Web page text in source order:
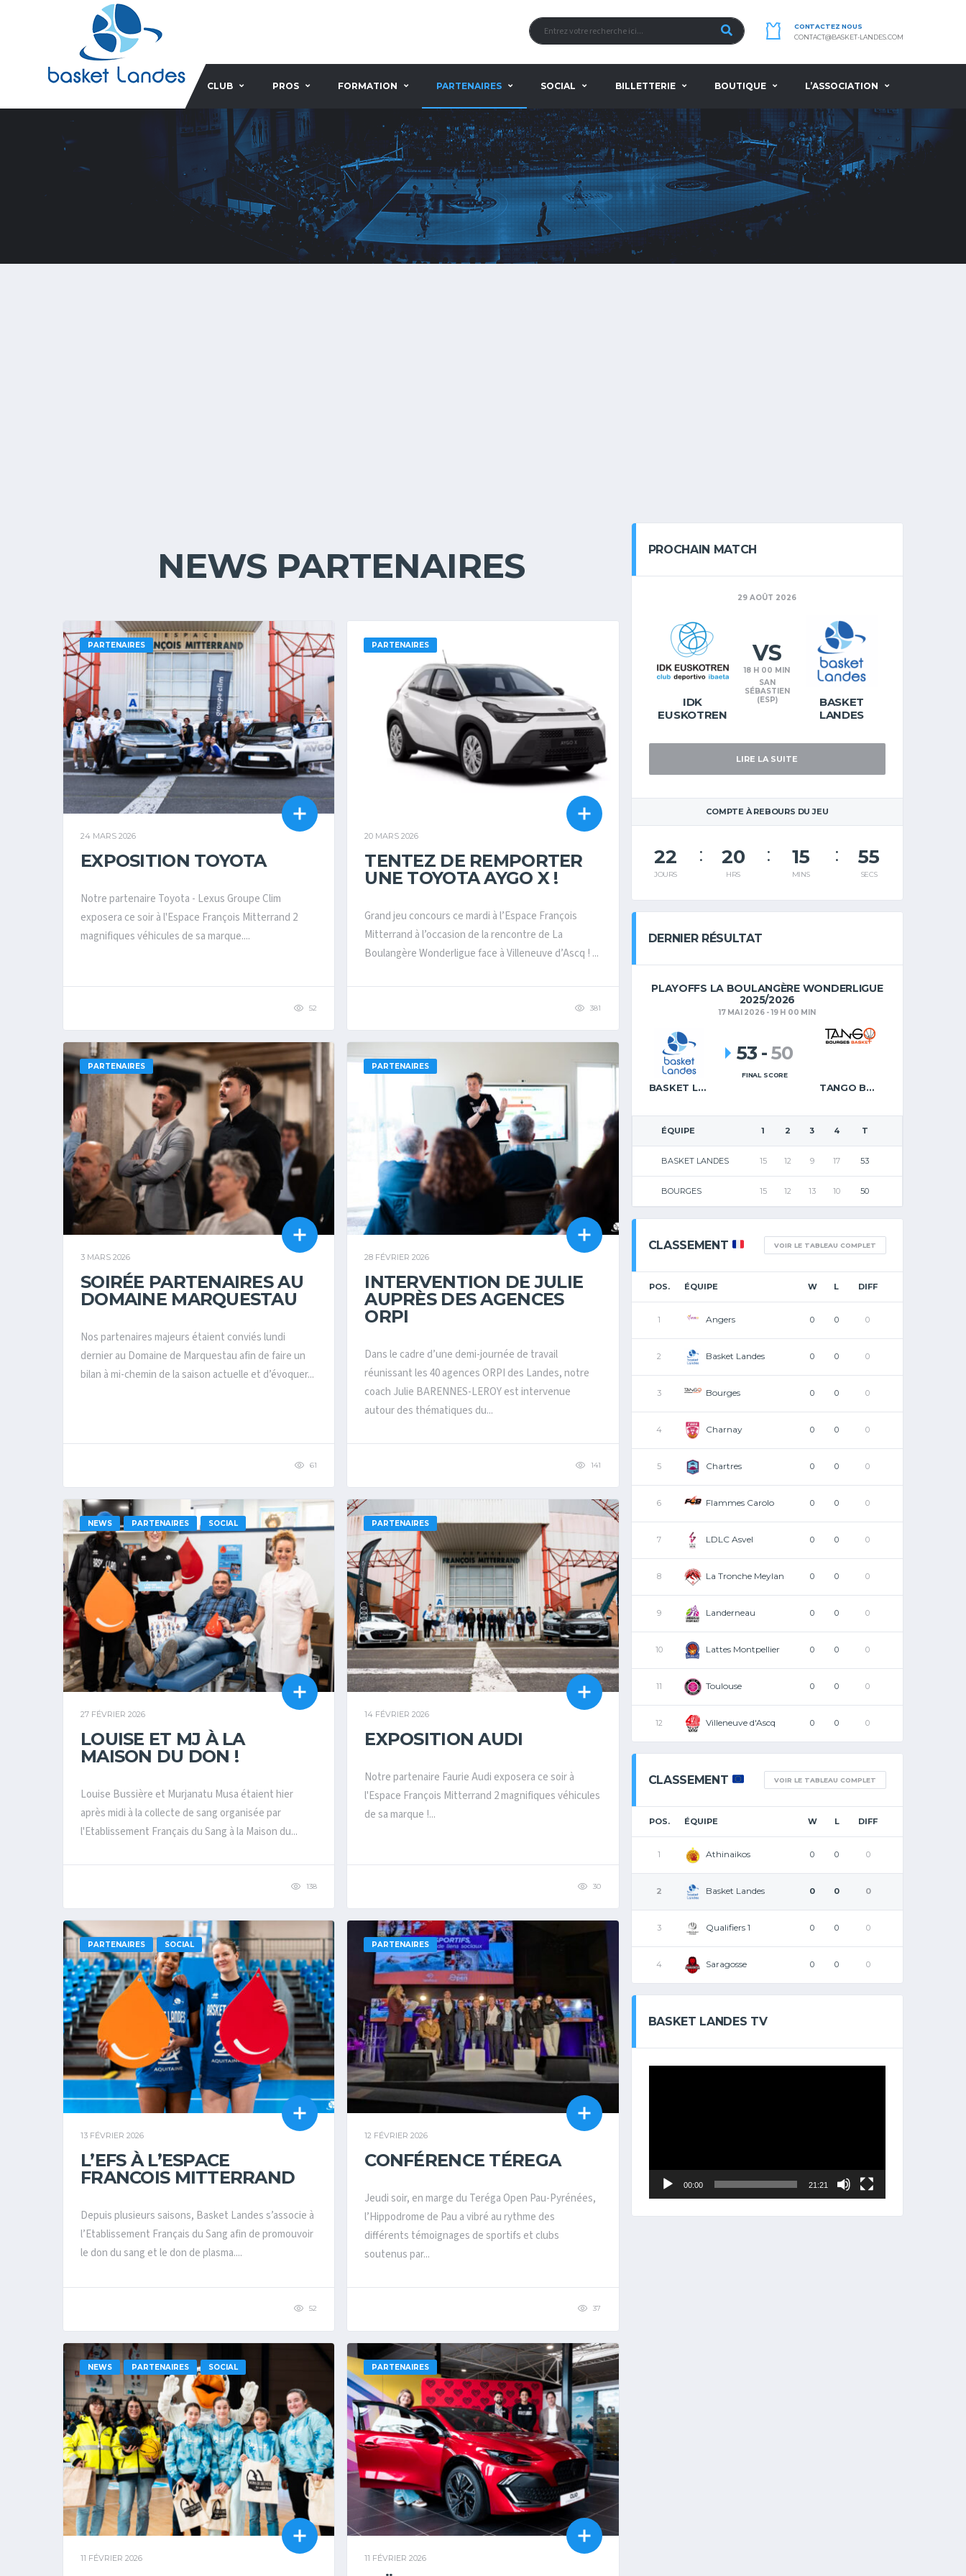
CONTACTEZ NOUS
CONTACT@BASKET-LANDES.COM
CLUB PROS FORMATION PARTENAIRES SOCIAL BILLETTERIE BOUTIQUE L’ASSOCIATION
NEWS PARTENAIRES
PARTENAIRES
24 MARS 2026
EXPOSITION TOYOTA
Notre partenaire Toyota - Lexus Groupe Clim
exposera ce soir à l'Espace François Mitterrand 2
magnifiques véhicules de sa marque....
52
PARTENAIRES
20 MARS 2026
TENTEZ DE REMPORTER
UNE TOYOTA AYGO X !
Grand jeu concours ce mardi à l’Espace François
Mitterrand à l’occasion de la rencontre de La
Boulangère Wonderligue face à Villeneuve d’Ascq ! ...
381
PARTENAIRES
3 MARS 2026
SOIRÉE PARTENAIRES AU
DOMAINE MARQUESTAU
Nos partenaires majeurs étaient conviés lundi
dernier au Domaine de Marquestau afin de faire un
bilan à mi-chemin de la saison actuelle et d’évoquer...
61
PARTENAIRES
28 FÉVRIER 2026
INTERVENTION DE JULIE
AUPRÈS DES AGENCES
ORPI
Dans le cadre d’une demi-journée de travail
réunissant les 40 agences ORPI des Landes, notre
coach Julie BARENNES-LEROY est intervenue
autour des thématiques du...
141
NEWS PARTENAIRES SOCIAL
27 FÉVRIER 2026
LOUISE ET MJ À LA
MAISON DU DON !
Louise Bussière et Murjanatu Musa étaient hier
après midi à la collecte de sang organisée par
l'Etablissement Français du Sang à la Maison du...
138
PARTENAIRES
14 FÉVRIER 2026
EXPOSITION AUDI
Notre partenaire Faurie Audi exposera ce soir à
l'Espace François Mitterrand 2 magnifiques véhicules
de sa marque !...
30
PARTENAIRES SOCIAL
13 FÉVRIER 2026
L’EFS À L’ESPACE
FRANCOIS MITTERRAND
Depuis plusieurs saisons, Basket Landes s’associe à
l’Etablissement Français du Sang afin de promouvoir
le don du sang et le don de plasma....
52
PARTENAIRES
12 FÉVRIER 2026
CONFÉRENCE TÉREGA
Jeudi soir, en marge du Teréga Open Pau-Pyrénées,
l’Hippodrome de Pau a vibré au rythme des
différents témoignages de sportifs et clubs
soutenus par...
37
NEWS PARTENAIRES SOCIAL
11 FÉVRIER 2026
PARTENAIRES
11 FÉVRIER 2026
PROCHAIN MATCH
29 AOÛT 2026
IDK
EUSKOTREN
BASKET
LANDES
VS
18 H 00 MIN
SAN
SÉBASTIEN
(ESP)
LIRE LA SUITE
COMPTE À REBOURS DU JEU
22
JOURS
20
HRS
15
MINS
54
SECS
DERNIER RÉSULTAT
PLAYOFFS LA BOULANGÈRE WONDERLIGUE
2025/2026
17 MAI 2026 - 19 H 00 MIN
BASKET LANDES TANGO BOURGES BASKET
53 -50
FINAL SCORE
ÉQUIPE 1 2 3 4 T
BASKET LANDES 15 12 9 17 53
BOURGES 15 12 13 10 50
CLASSEMENT VOIR LE TABLEAU COMPLET
POS. ÉQUIPE W L DIFF
1 Angers 0 0 0
2 Basket Landes 0 0 0
3 Bourges 0 0 0
4 Charnay 0 0 0
5 Chartres 0 0 0
6 Flammes Carolo 0 0 0
7 LDLC Asvel 0 0 0
8 La Tronche Meylan 0 0 0
9 Landerneau 0 0 0
10 Lattes Montpellier 0 0 0
11 Toulouse 0 0 0
12 Villeneuve d'Ascq 0 0 0
CLASSEMENT VOIR LE TABLEAU COMPLET
POS. ÉQUIPE W L DIFF
1 Athinaikos 0 0 0
2 Basket Landes 0 0 0
3 Qualifiers 1 0 0 0
4 Saragosse 0 0 0
BASKET LANDES TV
00:00 21:21